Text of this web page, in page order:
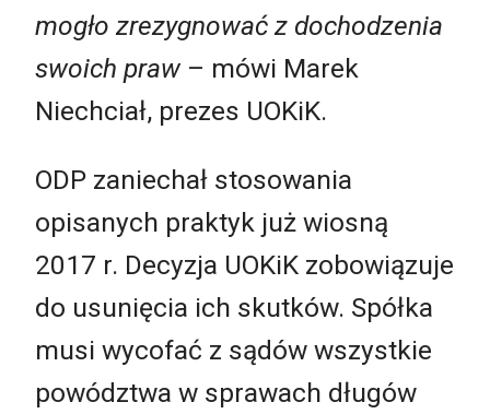
mogło zrezygnować z dochodzenia
swoich praw– mówi Marek
Niechciał, prezes UOKiK.
ODP zaniechał stosowania
opisanych praktyk już wiosną
2017 r. Decyzja UOKiK zobowiązuje
do usunięcia ich skutków. Spółka
musi wycofać z sądów wszystkie
powództwa w sprawach długów